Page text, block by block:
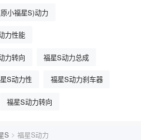
小福星S)动力
力性能
力转向 福星S动力总成
S动力性 福星S动力刹车器
福星S动力转向
S > 福星S动力